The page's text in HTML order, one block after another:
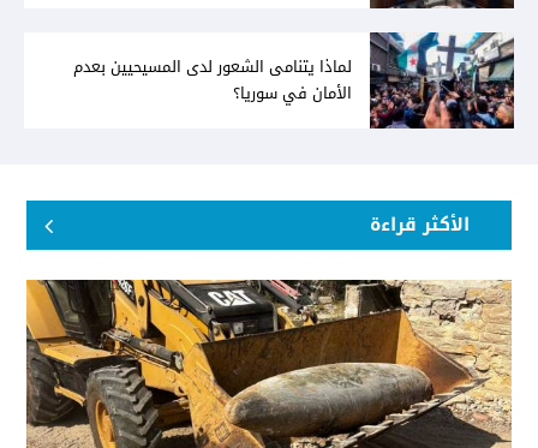
لماذا يتنامى الشعور لدى المسيحيين بعدم
الأمان في سوريا؟
الأكثر قراءة